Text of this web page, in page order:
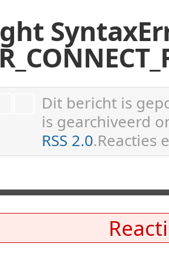
Dit bericht is
is gearchiveerd
RSS 2.0.Reacties